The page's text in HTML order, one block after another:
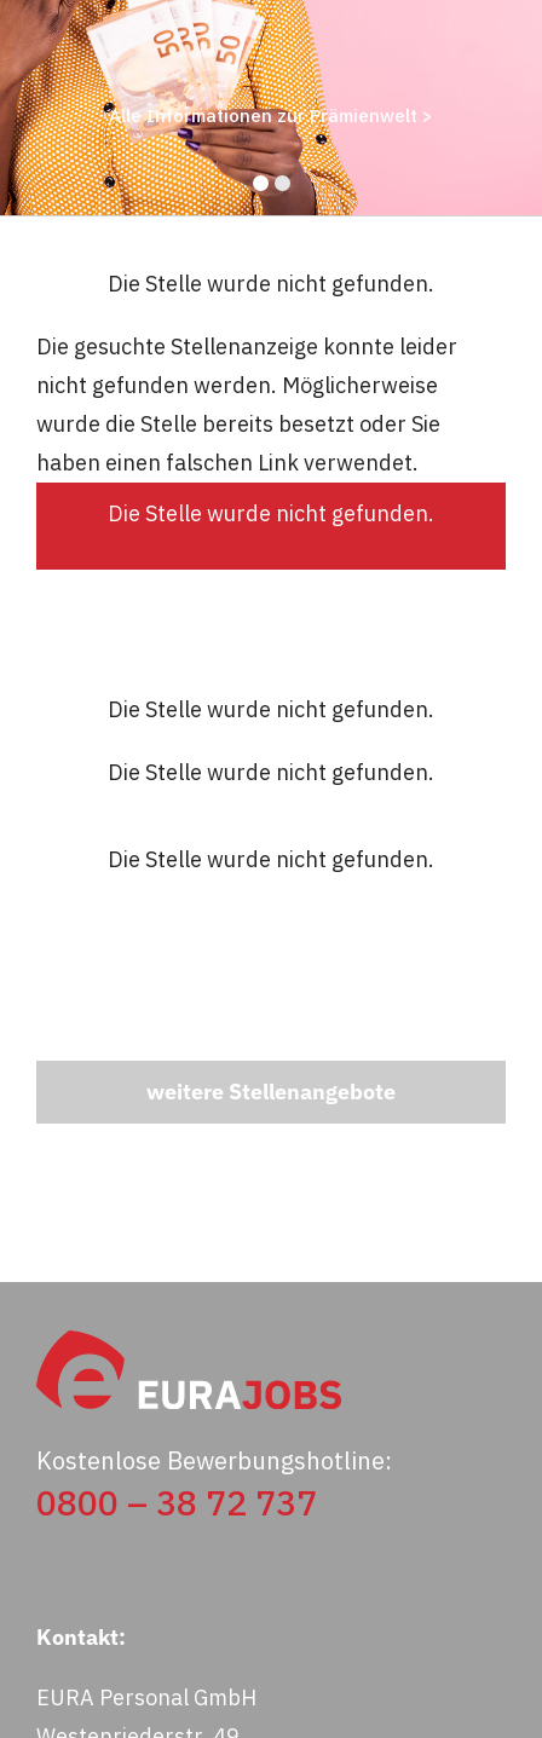
Alle Informationen zur Prämienwelt >
Die Stelle wurde nicht gefunden.
Die gesuchte Stellenanzeige konnte leider
nicht gefunden werden. Möglicherweise
wurde die Stelle bereits besetzt oder Sie
haben einen falschen Link verwendet.
Die Stelle wurde nicht gefunden.
Die Stelle wurde nicht gefunden.
Die Stelle wurde nicht gefunden.
Die Stelle wurde nicht gefunden.
weitere Stellenangebote
Kostenlose Bewerbungshotline:
0800 – 38 72 737
Kontakt:
EURA Personal GmbH